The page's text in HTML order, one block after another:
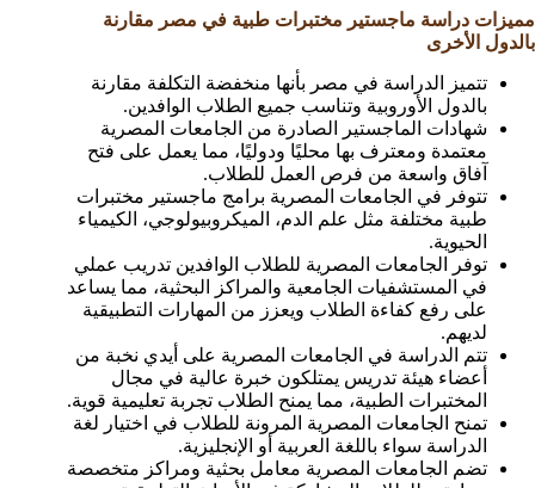
مميزات دراسة ماجستير مختبرات طبية في مصر مقارنة
بالدول الأخرى
تتميز الدراسة في مصر بأنها منخفضة التكلفة مقارنة
بالدول الأوروبية وتناسب جميع الطلاب الوافدين.
شهادات الماجستير الصادرة من الجامعات المصرية
معتمدة ومعترف بها محليًا ودوليًا، مما يعمل على فتح
آفاق واسعة من فرص العمل للطلاب.
تتوفر في الجامعات المصرية برامج ماجستير مختبرات
طبية مختلفة مثل علم الدم، الميكروبيولوجي، الكيمياء
الحيوية.
توفر الجامعات المصرية للطلاب الوافدين تدريب عملي
في المستشفيات الجامعية والمراكز البحثية، مما يساعد
على رفع كفاءة الطلاب ويعزز من المهارات التطبيقية
لديهم.
تتم الدراسة في الجامعات المصرية على أيدي نخبة من
أعضاء هيئة تدريس يمتلكون خبرة عالية في مجال
المختبرات الطبية، مما يمنح الطلاب تجربة تعليمية قوية.
تمنح الجامعات المصرية المرونة للطلاب في اختيار لغة
الدراسة سواء باللغة العربية أو الإنجليزية.
تضم الجامعات المصرية معامل بحثية ومراكز متخصصة